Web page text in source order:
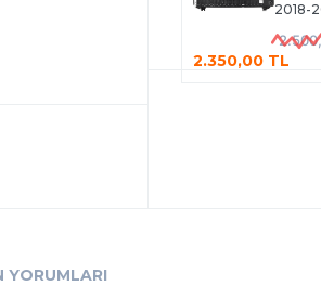
2018-
2.350,00 TL
YORUMLARI